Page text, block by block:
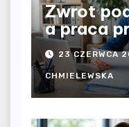
Zwrot
a praca
rozliczyć
23 CZERWCA
CHMIELEWSKA